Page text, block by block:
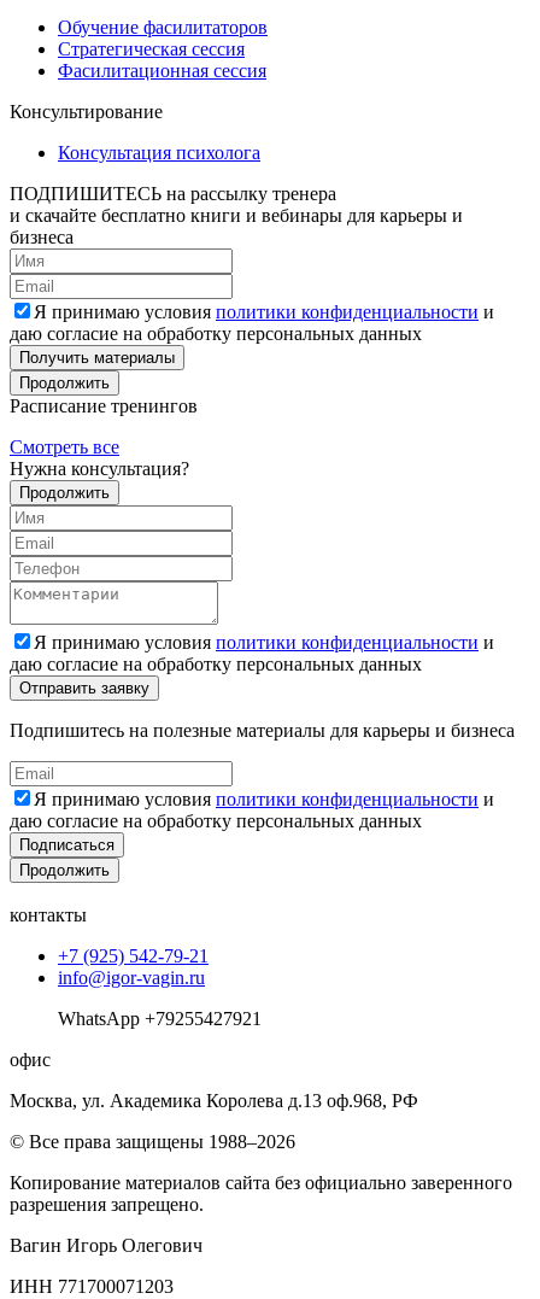
Обучение фасилитаторов
Стратегическая сессия
Фасилитационная сессия
Консультирование
Консультация психолога
ПОДПИШИТЕСЬ на рассылку тренера
и скачайте бесплатно книги и вебинары для карьеры и
бизнеса
Я принимаю условия политики конфиденциальности и
даю согласие на обработку персональных данных
Получить материалы
Продолжить
Расписание тренингов
Смотреть все
Нужна консультация?
Продолжить
Я принимаю условия политики конфиденциальности и
даю согласие на обработку персональных данных
Подпишитесь на полезные материалы для карьеры и бизнеса
Я принимаю условия политики конфиденциальности и
даю согласие на обработку персональных данных
Подписаться
Продолжить
контакты
+7 (925) 542-79-21
info@igor-vagin.ru
WhatsApp +79255427921
офис
Москва, ул. Академика Королева д.13 оф.968, РФ
© Все права защищены 1988–2026
Копирование материалов сайта без официально заверенного
разрешения запрещено.
Вагин Игорь Олегович
ИНН 771700071203